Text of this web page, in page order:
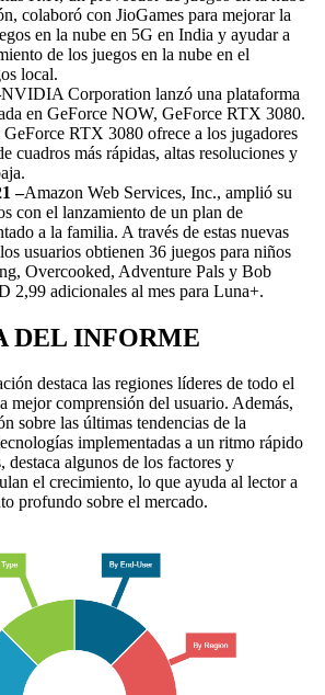
colaboró ​​con JioGames para mejorar la
en la nube en 5G en India y ayudar a
de los juegos en la nube en el
local.
NVIDIA Corporation lanzó una plataforma
en GeForce NOW, GeForce RTX 3080.
RTX 3080 ofrece a los jugadores
cuadros más rápidas, altas resoluciones y
–Amazon Web Services, Inc., amplió su
con el lanzamiento de un plan de
a la familia. A través de estas nuevas
usuarios obtienen 36 juegos para niños
Overcooked, Adventure Pals y Bob
2,99 adicionales al mes para Luna+.
DEL INFORME
destaca las regiones líderes de todo el
mejor comprensión del usuario. Además,
sobre las últimas tendencias de la
implementadas a un ritmo rápido
algunos de los factores y
el crecimiento, lo que ayuda al lector a
profundo sobre el mercado.